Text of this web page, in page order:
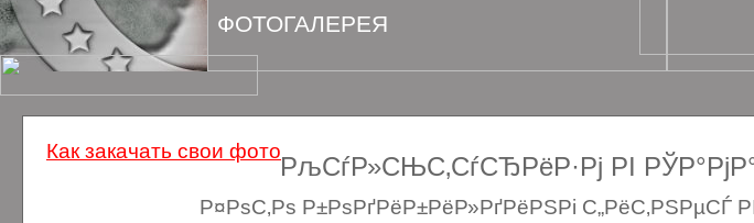
РљСѓР»СЊС‚СѓСЂРёР·Рј РІ
Р¤РѕС‚Рѕ Р±РѕРґРёР±РёР»РґРёРЅРі С„РёС‚РЅРµСЃ
ФОТОГАЛЕРЕЯ
Как закачать свои фото